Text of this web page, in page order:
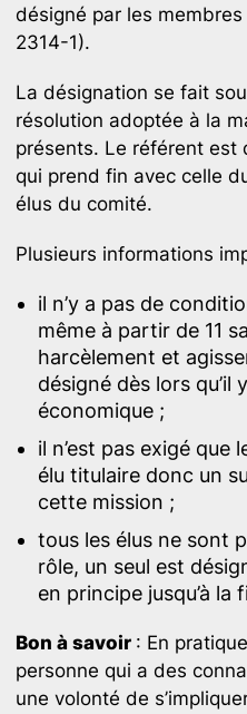
désigné par les
2314-1).
La désignation se fait
résolution adoptée à la
présents. Le référent est
qui prend fin avec celle
élus du comité.
Plusieurs informations
il n’y a pas de
même à partir de 11
harcèlement et
désigné dès lors qu’il
économique ;
il n’est pas exigé que
élu titulaire donc un
cette mission ;
tous les élus ne sont
rôle, un seul est
en principe jusqu’à la
Bon à savoir : En
personne qui a des
une volonté de